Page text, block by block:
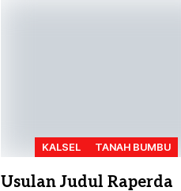
KALSEL TANAH BUMBU
Usulan Judul Raperda